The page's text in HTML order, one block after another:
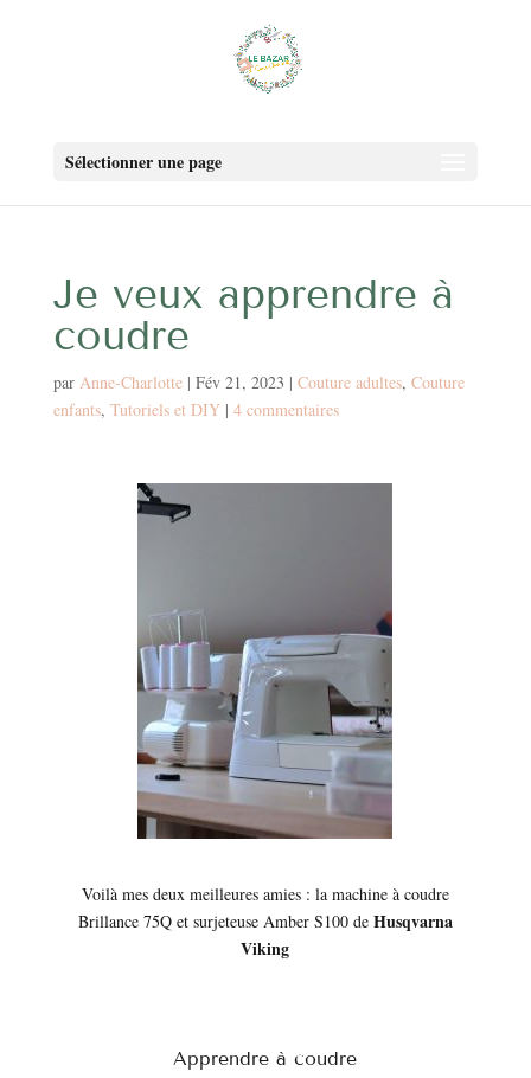
Sélectionner une page
Je veux apprendre à
coudre
par Anne-Charlotte| Fév 21, 2023 | Couture adultes, Couture
enfants, Tutoriels et DIY| 4 commentaires
Voilà mes deux meilleures amies : la machine à coudre
Brillance 75Q et surjeteuse Amber S100 de Husqvarna
Viking
Apprendre à coudre